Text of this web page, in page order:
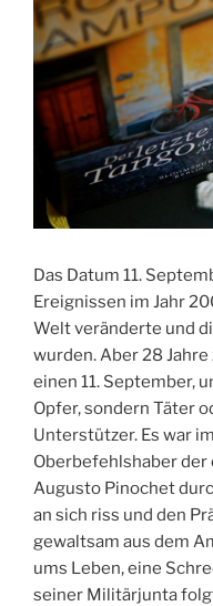
Das Datum 11.
Ereignissen im Jahr
Welt veränderte und
wurden. Aber 28
einen 11. September,
Opfer, sondern Täter
Unterstützer. Es war
Oberbefehlshaber
Augusto Pinochet
an sich riss und den
gewaltsam aus dem
ums Leben, eine
seiner Militärjunta